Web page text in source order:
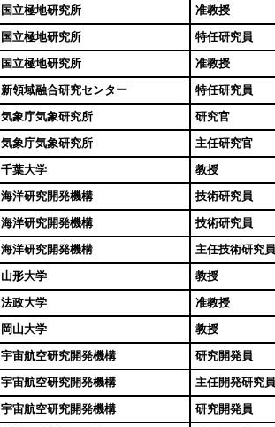
国立極地研究所
准教授
国立極地研究所
特任研究員
国立極地研究所
准教授
新領域融合研究センター
特任研究員
気象庁気象研究所
研究官
気象庁気象研究所
主任研究官
千葉大学
教授
海洋研究開発機構
技術研究員
海洋研究開発機構
技術研究員
海洋研究開発機構
主任技術研究員
山形大学
教授
法政大学
准教授
岡山大学
教授
宇宙航空研究開発機構
研究開発員
宇宙航空研究開発機構
主任開発研究員
宇宙航空研究開発機構
研究開発員